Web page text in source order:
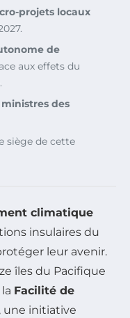
projets locaux
de
aux effets du
.
ministres des
siège de cette
climatique
insulaires du
leur avenir.
îles du Pacifique
Facilité de
une initiative